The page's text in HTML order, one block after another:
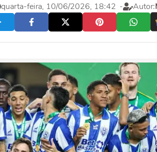
quarta-feira, 10/06/2026, 18:42 - Autor: